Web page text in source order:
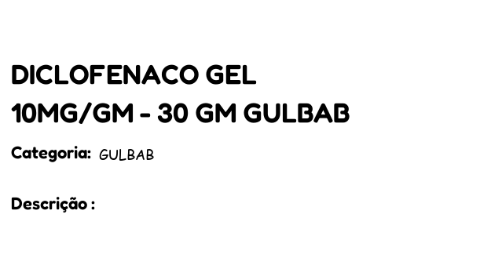
DICLOFENACO GEL
10MG/GM - 30 GM GULBAB
Categoria: GULBAB
Descrição :